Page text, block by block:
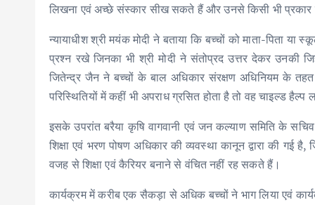
लिखना एवं अच्छे संस्कार सीख सकते हैं और उनसे किसी भी प्रकार
न्यायाधीश श्री मयंक मोदी ने बताया कि बच्चों को माता-पिता
प्रश्न रखे जिनका भी श्री मोदी ने संतोप्रद उत्तर देकर उनकी
जितेन्द्र जैन ने बच्चों के बाल अधिकार संरक्षण अधिनियम के
परिस्थितियों में कहीं भी अपराध ग्रसित होता है तो वह चाइल्ड
इसके उपरांत बरैया कृषि वागवानी एवं जन कल्याण समिति के सचिव
शिक्षा एवं भरण पोषण अधिकार की व्यवस्था कानून द्वारा की
वजह से शिक्षा एवं कैरियर बनाने से वंचित नहीं रह सकते हैं।
कार्यक्रम में करीब एक सैकड़ा से अधिक बच्चों ने भाग लिया एवं